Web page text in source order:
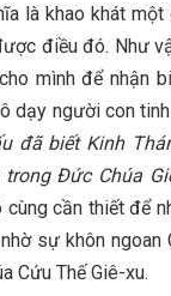
là khao khát
điều đó. Như
mình để nhận
người con
đã biết Kinh
Đức Chúa
cần thiết để
sự khôn ngoan
Cứu Thế Giê-xu.